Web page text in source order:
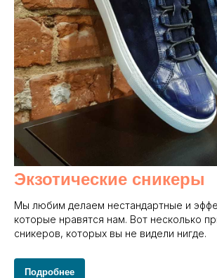
Экзотические сникеры
Мы любим делаем нестандартные и
которые нравятся нам. Вот несколько
сникеров, которых вы не видели нигде.
Подробнее